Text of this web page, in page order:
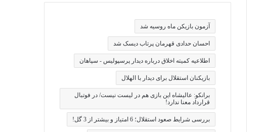
آزمون بازیکن ماه روسیه شد
احسان حدادی قهرمان پرتاب دیسک شد
اطلاعیه کمیته اخلاق درباره دیدار پرسپولیس - سپاهان
بازیکنان استقلال برای دیدار با الهلال
برانکو: عالیشاه این بازی هم در لیست نیست/ در فوتبال
قرارداد معنا ندارد!
بررسی شرایط صعود استقلال؛ 6 امتیاز و بیشتر از 3 گل!